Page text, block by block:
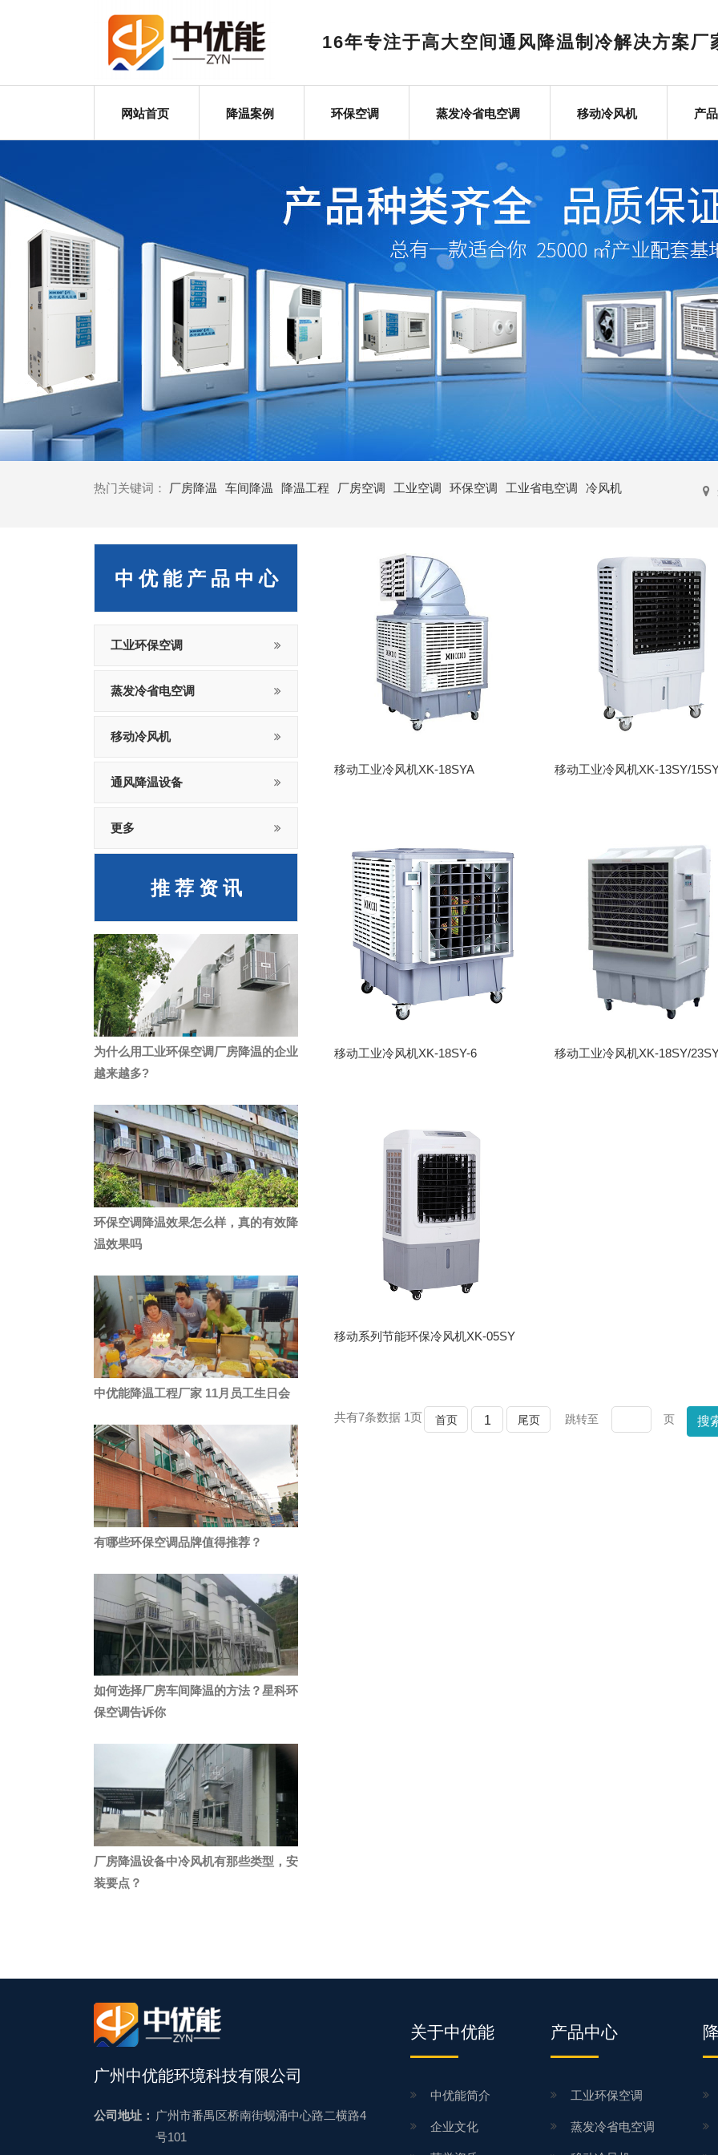
16年专注于高大空间通风降温制冷解决方案厂
网站首页 降温案例 环保空调 蒸发冷省电空调 移动冷风机 产
热门关键词： 厂房降温 车间降温 降温工程 厂房空调 工业空调 环保空调 工业省电空调 冷风机
中 优 能 产 品 中 心
工业环保空调
蒸发冷省电空调
移动冷风机
通风降温设备
更多
推 荐 资 讯
为什么用工业环保空调厂房降温的企业
越来越多?
环保空调降温效果怎么样，真的有效降
温效果吗
中优能降温工程厂家 11月员工生日会
有哪些环保空调品牌值得推荐？
如何选择厂房车间降温的方法？星科环
保空调告诉你
厂房降温设备中冷风机有那些类型，安
装要点？
移动工业冷风机XK-18SYA 移动工业冷风机XK-13SY/
移动工业冷风机XK-18SY-6 移动工业冷风机XK-18SY/
移动系列节能环保冷风机XK-05SY
共有7条数据 1页 首页 1 尾页 跳转至 页 搜
广州中优能环境科技有限公司
公司地址： 广州市番禺区桥南街蚬涌中心路二横路4
号101
关于中优能
中优能简介
企业文化
产品中心
工业环保空调
蒸发冷省电空调